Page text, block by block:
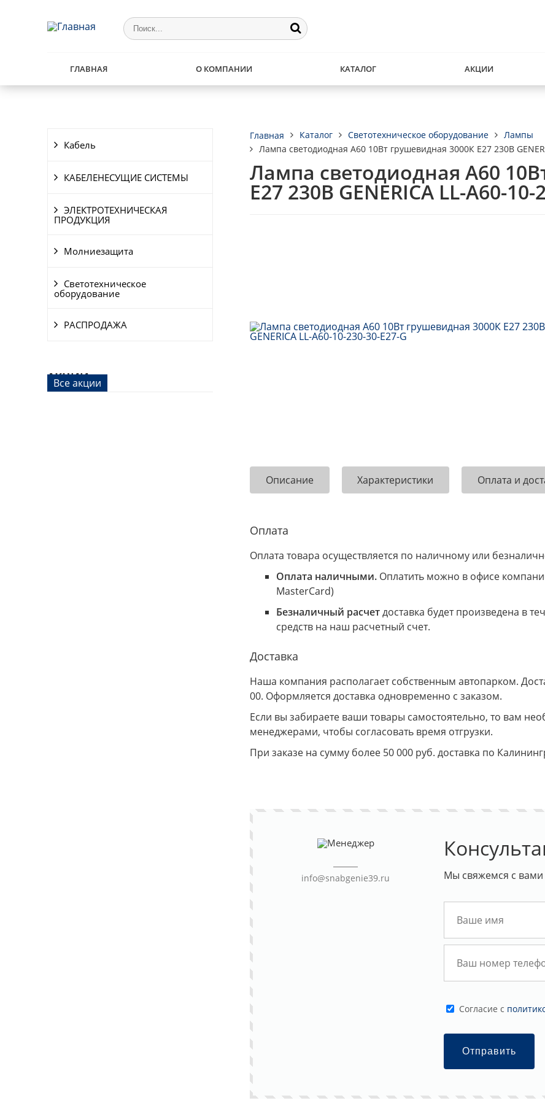
ГЛАВНАЯ О КОМПАНИИ КАТАЛОГ АКЦИИ
Кабель
КАБЕЛЕНЕСУЩИЕ СИСТЕМЫ
ЭЛЕКТРОТЕХНИЧЕСКАЯ
ПРОДУКЦИЯ
Молниезащита
Светотехническое
оборудование
РАСПРОДАЖА
АКЦИИ
Все акции
Главная Каталог Светотехническое оборудование
Лампы
Лампа светодиодная A60 10Вт грушевидная 3000К E27 230В
Лампа светодиодная A60
E27 230В GENERICA LL-A60-10-
Описание Характеристики Оплата и
Оплата
Оплата товара осуществляется по наличному или
Оплата наличными. Оплатить можно в офисе
MasterCard)
Безналичный расчетдоставка будет произведена в
средств на наш расчетный счет.
Доставка
Наша компания располагает собственным автопарком.
00. Оформляется доставка одновременно с заказом.
Если вы забираете ваши товары самостоятельно, то вам
менеджерами, чтобы согласовать время отгрузки.
При заказе на сумму более 50 000 руб. доставка по
info@snabgenie39.ru Мы свяжемся с
Cогласие с
Отправить